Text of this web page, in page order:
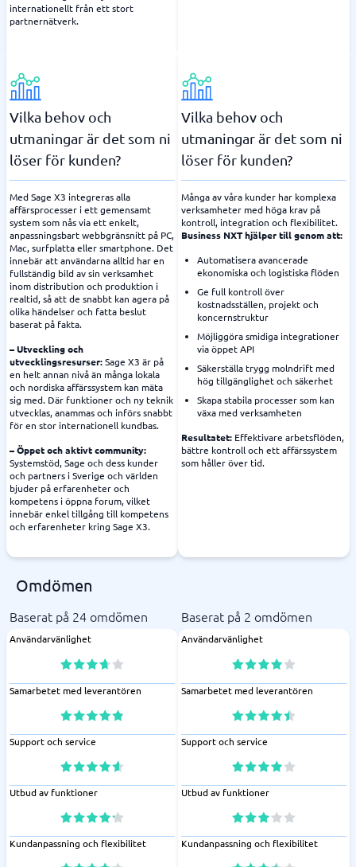
internationellt från ett stort
partnernätverk.
Vilka behov och
utmaningar är det som ni
löser för kunden?
Med Sage X3 integreras alla
affärsprocesser i ett gemensamt
system som nås via ett enkelt,
anpassningsbart webbgränsnitt på PC,
Mac, surfplatta eller smartphone. Det
innebär att användarna alltid har en
fullständig bild av sin verksamhet
inom distribution och produktion i
realtid, så att de snabbt kan agera på
olika händelser och fatta beslut
baserat på fakta.
– Utveckling och
utvecklingsresurser:Sage X3 är på
en helt annan nivå än många lokala
och nordiska affärssystem kan mäta
sig med. Där funktioner och ny teknik
utvecklas, anammas och införs snabbt
för en stor internationell kundbas.
– Öppet och aktivt community:
Systemstöd, Sage och dess kunder
och partners i Sverige och världen
bjuder på erfarenheter och
kompetens i öppna forum, vilket
innebär enkel tillgång till kompetens
och erfarenheter kring Sage X3.
Vilka behov och
utmaningar är det som ni
löser för kunden?
Många av våra kunder har komplexa
verksamheter med höga krav på
kontroll, integration och flexibilitet.
Business NXT hjälper till genom att:
Automatisera avancerade
ekonomiska och logistiska flöden
Ge full kontroll över
kostnadsställen, projekt och
koncernstruktur
Möjliggöra smidiga integrationer
via öppet API
Säkerställa trygg molndrift med
hög tillgänglighet och säkerhet
Skapa stabila processer som kan
växa med verksamheten
Resultatet: Effektivare arbetsflöden,
bättre kontroll och ett affärssystem
som håller över tid.
Omdömen
Baserat på 24 omdömen Baserat på 2 omdömen
Användarvänlighet
Samarbetet med leverantören
Support och service
Utbud av funktioner
Kundanpassning och flexibilitet
Användarvänlighet
Samarbetet med leverantören
Support och service
Utbud av funktioner
Kundanpassning och flexibilitet